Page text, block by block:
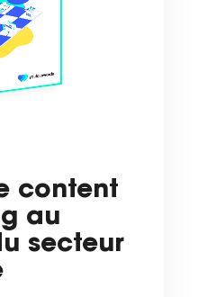
content
au
secteur